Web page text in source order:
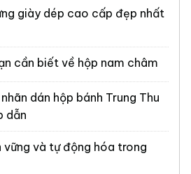
giày dép cao cấp đẹp nhất
cần biết về hộp nam châm
dán hộp bánh Trung Thu
dẫn
vững và tự động hóa trong